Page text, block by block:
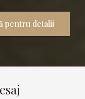
pentru detalii